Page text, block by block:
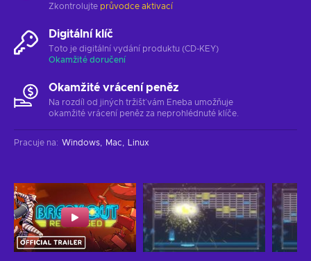
Zkontrolujte průvodce aktivací
Digitální klíč
Toto je digitální vydání produktu (CD-KEY)
Okamžité doručení
Okamžité vrácení peněz
Na rozdíl od jiných tržišť vám Eneba umožňuje
okamžité vrácení peněz za neprohlédnuté klíče.
Pracuje na: Windows Mac Linux